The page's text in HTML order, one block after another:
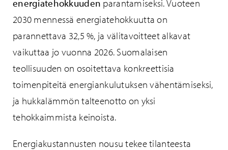
energiatehokkuuden parantamiseksi. Vuoteen
2030 mennessä energiatehokkuutta on
parannettava 32,5 %, ja välitavoitteet alkavat
vaikuttaa jo vuonna 2026. Suomalaisen
teollisuuden on osoitettava konkreettisia
toimenpiteitä energiankulutuksen vähentämiseksi,
ja hukkalämmön talteenotto on yksi
tehokkaimmista keinoista.
Energiakustannusten nousu tekee tilanteesta